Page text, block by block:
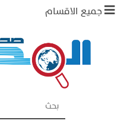
جميع الاقسام